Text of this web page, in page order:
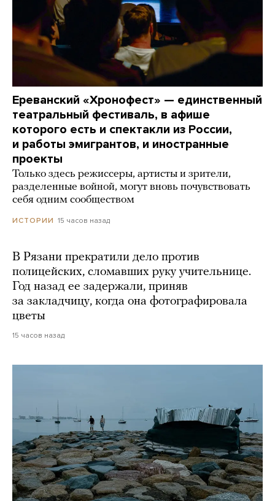
Ереванский «Хронофест» — единственный
театральный фестиваль, в афише
которого есть и спектакли из России,
и работы эмигрантов, и иностранные
проекты
Только здесь режиссеры, артисты и зрители,
разделенные войной, могут вновь почувствовать
себя одним сообществом
ИСТОРИИ 15 часов назад
В Рязани прекратили дело против
полицейских, сломавших руку учительнице.
Год назад ее задержали, приняв
за закладчицу, когда она фотографировала
цветы
15 часов назад